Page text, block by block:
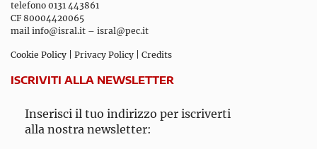
telefono 0131 443861
CF 80004420065
mail info@isral.it – isral@pec.it
Cookie Policy Privacy Policy Credits
ISCRIVITI ALLA NEWSLETTER
Inserisci il tuo indirizzo per iscriverti
alla nostra newsletter: